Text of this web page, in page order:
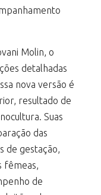
Molin, o
detalhadas
nova versão é
resultado de
Suas
das
de gestação,
fêmeas,
de